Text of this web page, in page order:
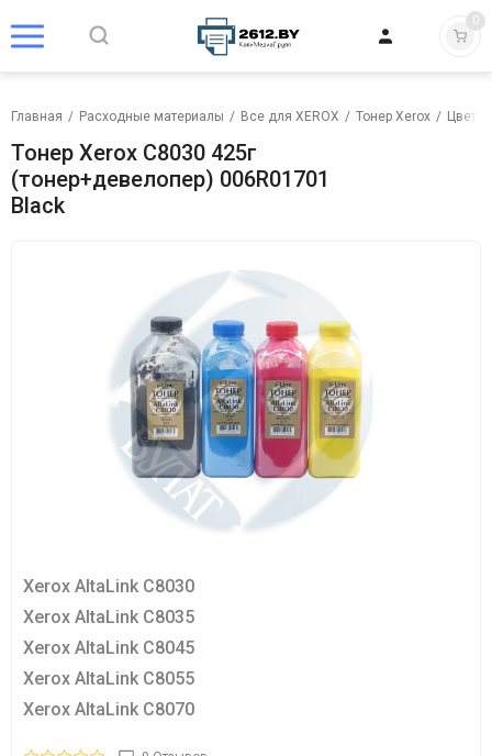
0
Главная / Расходные материалы / Все для XEROX / Тонер Xerox /
Тонер Xerox C8030 425г
(тонер+девелопер) 006R01701
Black
Xerox AltaLink C8030
Xerox AltaLink C8035
Xerox AltaLink C8045
Xerox AltaLink C8055
Xerox AltaLink C8070